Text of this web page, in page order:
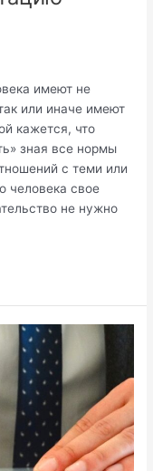
имеют не
или иначе имеют
кажется, что
зная все нормы
с теми или
человека свое
не нужно